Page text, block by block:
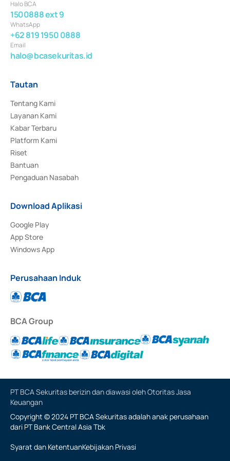
Halo BCA
1500888 ext 9
WhatsApp
+62 819 1950 0888
Email
halo@bcasekuritas.id
Tautan
Tentang Kami
Layanan Kami
Kabar Terbaru
Platform Kami
Riset
Bantuan
Pengaduan Nasabah
Download Aplikasi
Google Play
App Store
Windows App
Perusahaan Induk
BCA Group
PT BCA Sekuritas berizin dan diawasi oleh Otoritas Jasa
Keuangan
Copyright © 2024 PT BCA Sekuritas adalah anak perusahaan
dari PT Bank Central Asia Tbk
Syarat dan KetentuanKebijakan Privasi